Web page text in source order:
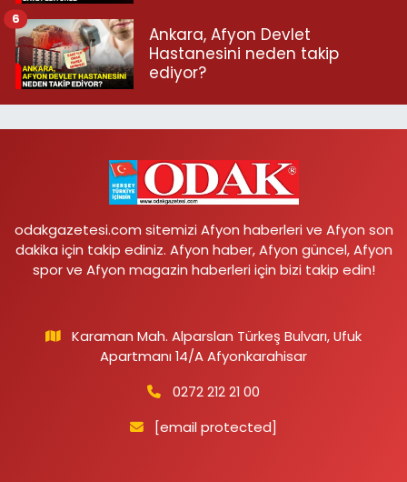
Ankara, Afyon Devlet
Hastanesini neden takip
ediyor?
6
odakgazetesi.com sitemizi Afyon haberleri ve Afyon son
dakika için takip ediniz. Afyon haber, Afyon güncel, Afyon
spor ve Afyon magazin haberleri için bizi takip edin!
Karaman Mah. Alparslan Türkeş Bulvarı, Ufuk
Apartmanı 14/A Afyonkarahisar
0272 212 21 00
[email protected]